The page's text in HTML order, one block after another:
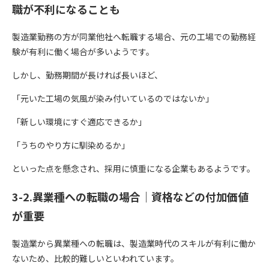
職が不利になることも
製造業勤務の方が同業他社へ転職する場合、元の工場での勤務経
験が有利に働く場合が多いようです。
しかし、勤務期間が長ければ長いほど、
「元いた工場の気風が染み付いているのではないか」
「新しい環境にすぐ適応できるか」
「うちのやり方に馴染めるか」
といった点を懸念され、採用に慎重になる企業もあるようです。
3-2.異業種への転職の場合｜資格などの付加価値
が重要
製造業から異業種への転職は、製造業時代のスキルが有利に働か
ないため、比較的難しいといわれています。